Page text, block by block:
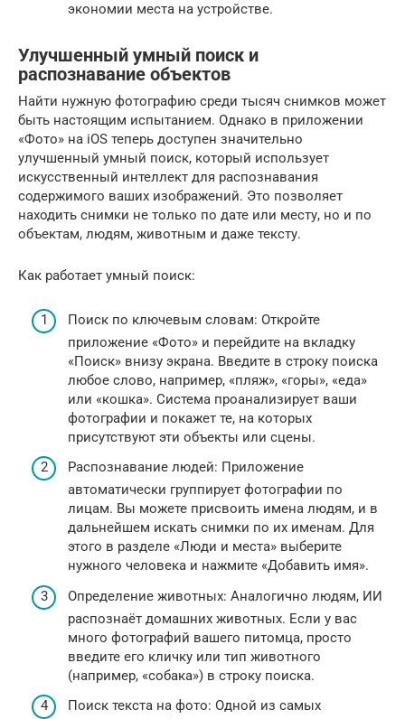
экономии места на устройстве.
Улучшенный умный поиск и
распознавание объектов
Найти нужную фотографию среди тысяч снимков может
быть настоящим испытанием. Однако в приложении
«Фото» на iOS теперь доступен значительно
улучшенный умный поиск, который использует
искусственный интеллект для распознавания
содержимого ваших изображений. Это позволяет
находить снимки не только по дате или месту, но и по
объектам, людям, животным и даже тексту.
Как работает умный поиск:
Поиск по ключевым словам: Откройте
приложение «Фото» и перейдите на вкладку
«Поиск» внизу экрана. Введите в строку поиска
любое слово, например, «пляж», «горы», «еда»
или «кошка». Система проанализирует ваши
фотографии и покажет те, на которых
присутствуют эти объекты или сцены.
Распознавание людей: Приложение
автоматически группирует фотографии по
лицам. Вы можете присвоить имена людям, и в
дальнейшем искать снимки по их именам. Для
этого в разделе «Люди и места» выберите
нужного человека и нажмите «Добавить имя».
Определение животных: Аналогично людям, ИИ
распознаёт домашних животных. Если у вас
много фотографий вашего питомца, просто
введите его кличку или тип животного
(например, «собака») в строку поиска.
Поиск текста на фото: Одной из самых